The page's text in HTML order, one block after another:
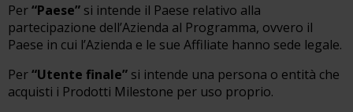
Per“Paese” si intende il Paese relativo alla
partecipazione dell’Azienda al Programma, ovvero il
Paese in cui l’Azienda e le sue Affiliate hanno sede legale.
Per“Utente finale” si intende una persona o entità che
acquisti i Prodotti Milestone per uso proprio.